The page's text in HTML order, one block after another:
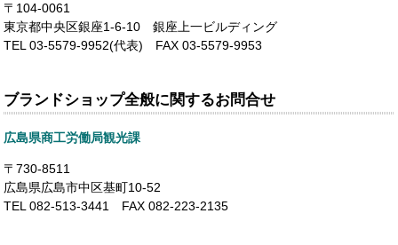
〒104-0061
東京都中央区銀座1-6-10 銀座上一ビルディング
TEL 03-5579-9952(代表) FAX 03-5579-9953
ブランドショップ全般に関するお問合せ
広島県商工労働局観光課
〒730-8511
広島県広島市中区基町10-52
TEL 082-513-3441 FAX 082-223-2135